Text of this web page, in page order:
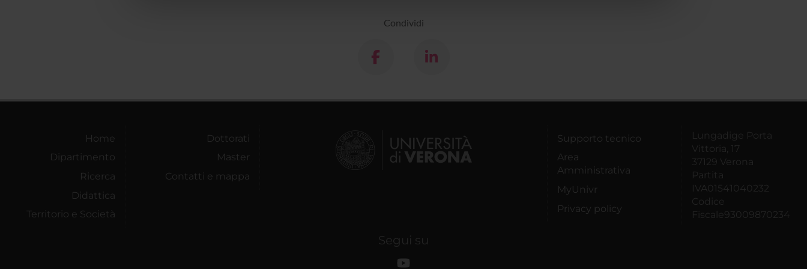
Condividi
Home
Dipartimento
Ricerca
Didattica
Territorio e Società
Dottorati
Master
Contatti e mappa
Supporto tecnico
Area
Amministrativa
MyUnivr
Privacy policy
Lungadige Porta
Vittoria, 17
37129 Verona
Partita
IVA01541040232
Codice
Fiscale93009870234
Segui su